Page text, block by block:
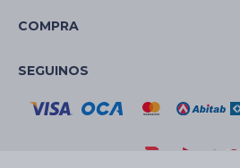
COMPRA
SEGUINOS